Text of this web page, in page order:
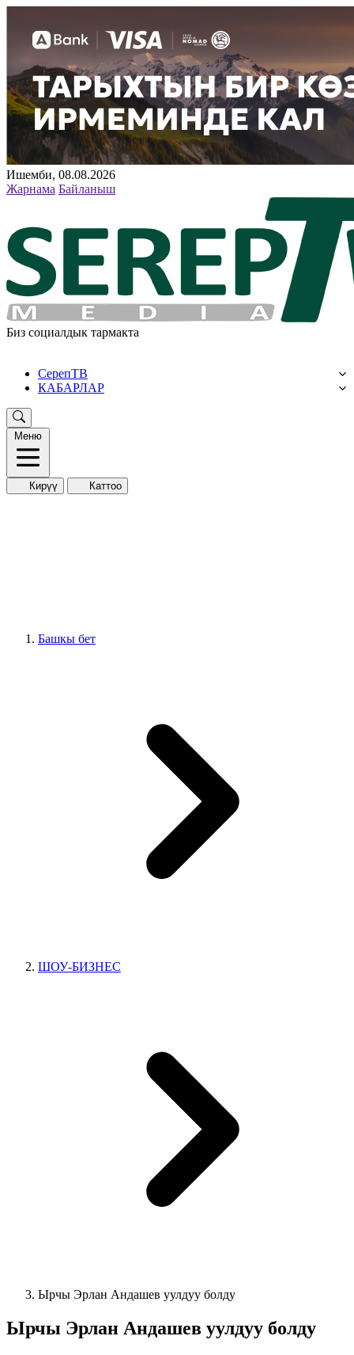
Ишемби, 08.08.2026
Жарнама Байланыш
Биз социалдык тармакта
СерепТВ
КАБАРЛАР
Меню
Кирүү Каттоо
Башкы бет
ШОУ-БИЗНЕС
Ырчы Эрлан Андашев уулдуу болду
Ырчы Эрлан Андашев уулдуу болду